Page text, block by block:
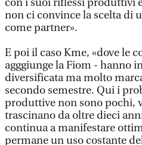
con i suoi riflessi produttivi
non ci convince la scelta di
come partner».
E poi il caso Kme, «dove le
agggiunge la Fiom - hanno
diversificata ma molto
secondo semestre. Qui i
produttive non sono pochi,
trascinano da oltre dieci
continua a manifestare
permane un uso costante